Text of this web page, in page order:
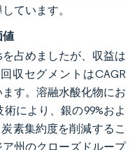
ています。
値
を占めましたが、収益は
収セグメントはCAGR
す。溶融水酸化物にお
により、銀の99%およ
素集約度を削減するこ
州のクローズドループ